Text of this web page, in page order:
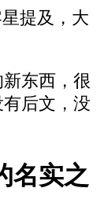
提及，大
东西，很
后文，没
名实之